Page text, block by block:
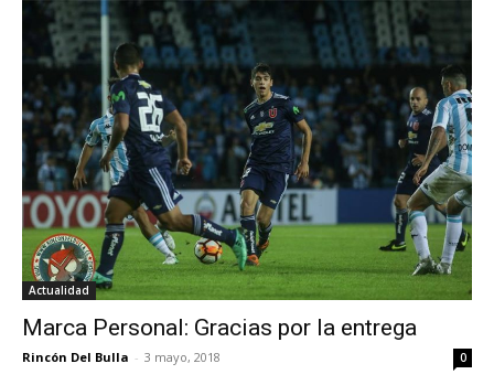
Actualidad
Marca Personal: Gracias por la entrega
Rincón Del Bulla - 3 mayo, 2018 0